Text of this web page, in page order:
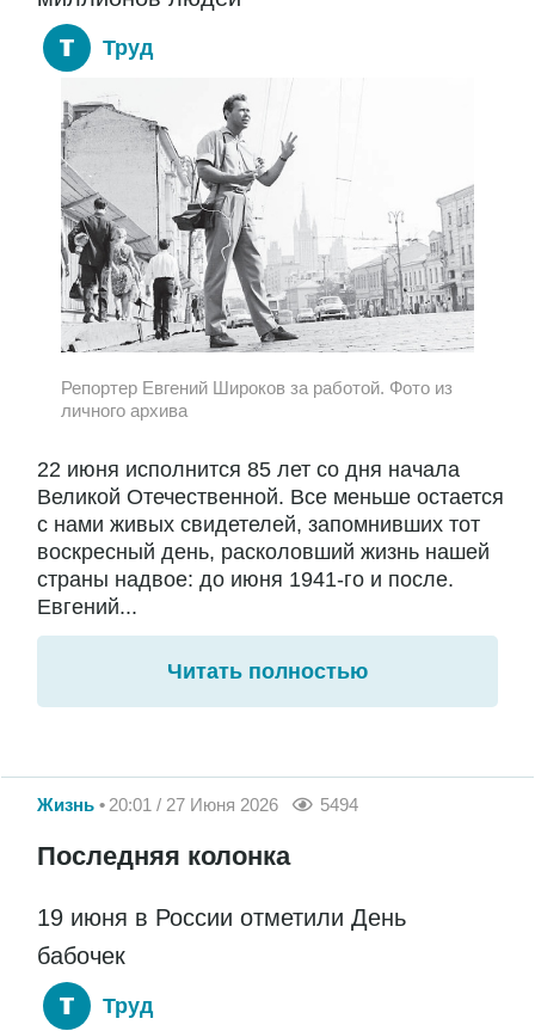
Труд
Репортер Евгений Широков за работой. Фото из
личного архива
22 июня исполнится 85 лет со дня начала
Великой Отечественной. Все меньше остается
с нами живых свидетелей, запомнивших тот
воскресный день, расколовший жизнь нашей
страны надвое: до июня 1941-го и после.
Евгений...
Читать полностью
Жизнь 20:01 / 27 Июня 2026 5494
Последняя колонка
19 июня в России отметили День
бабочек
Труд